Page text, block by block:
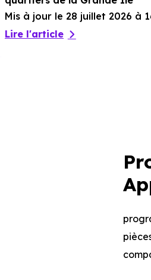
Mis à jour le 28 juillet 2026 à
Lire l'article